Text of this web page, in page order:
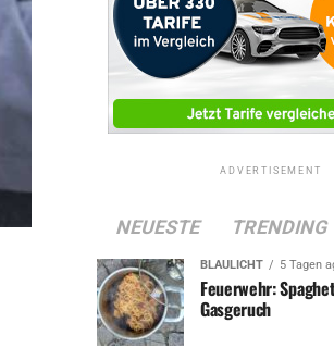
ADVERTISEMENT
NEUESTE TRENDING
BLAULICHT 5 Tagen
Feuerwehr:
Gasgeruch